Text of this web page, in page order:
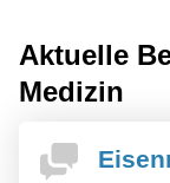
Aktuelle
Medizin